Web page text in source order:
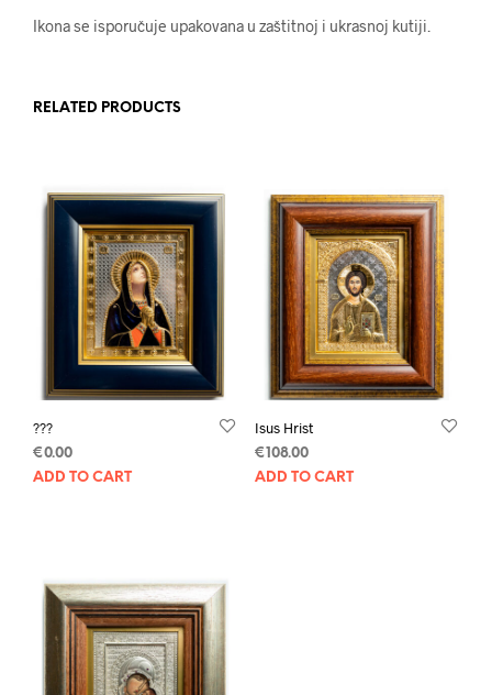
Ikona se isporučuje upakovana u zaštitnoj i ukrasnoj kutiji.
RELATED PRODUCTS
???
€0.00
ADD TO CART
Isus Hrist
€ 108.00
ADD TO CART